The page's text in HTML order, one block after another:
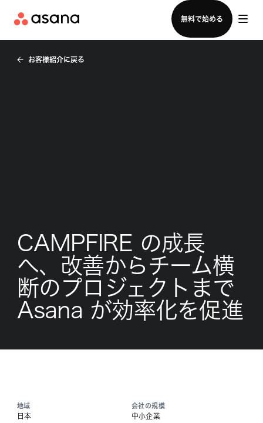
無料で始める
セールスチームに問い合わせる
お客様紹介に戻る
CAMPFIRE の成長
へ、改善からチーム横
断のプロジェクトまで
Asana が効率化を促進
地域
日本
会社の規模
中小企業